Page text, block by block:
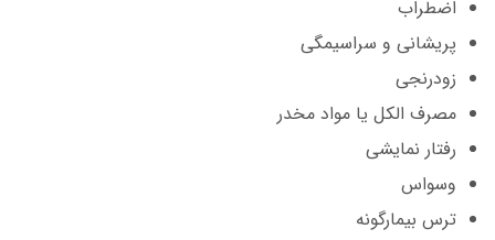
اضطراب
پریشانی و سراسیمگی
زودرنجی
مصرف الکل یا مواد مخدر
رفتار نمایشی
وسواس
ترس بیمارگونه